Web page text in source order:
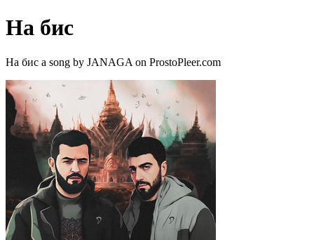
На бис
На бис a song by JANAGA on ProstoPleer.com